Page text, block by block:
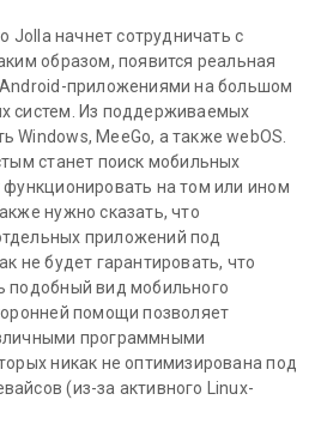
Jolla начнет сотрудничать с
образом, появится реальная
приложениями на большом
систем. Из поддерживаемых
MeeGo, а также webOS.
станет поиск мобильных
на том или ином
нужно сказать, что
приложений под
не будет гарантировать, что
подобный вид мобильного
помощи позволяет
программными
никак не оптимизирована под
(из-за активного Linux-